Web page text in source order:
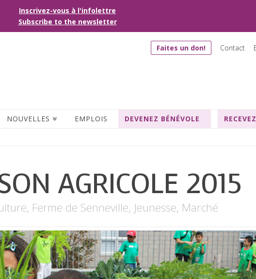
Inscrivez-vous à l'infolettre
Subscribe to the newsletter
Faites un don! Contact
NOUVELLES EMPLOIS DEVENEZ BÉNÉVOLE
AGRICOLE 2015
, Ferme de Senneville, Jeunesse, Marché